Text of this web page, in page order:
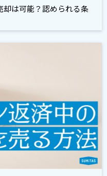
却は可能？認められる条